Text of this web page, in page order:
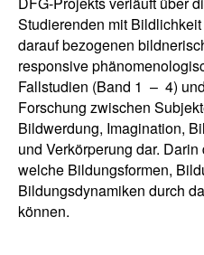
Studierenden mit
darauf bezogenen
responsive
Fallstudien (Band 1 – 4)
Forschung zwischen
Bildwerdung, Imagination,
und Verkörperung dar.
welche Bildungsformen,
Bildungsdynamiken durch
können.